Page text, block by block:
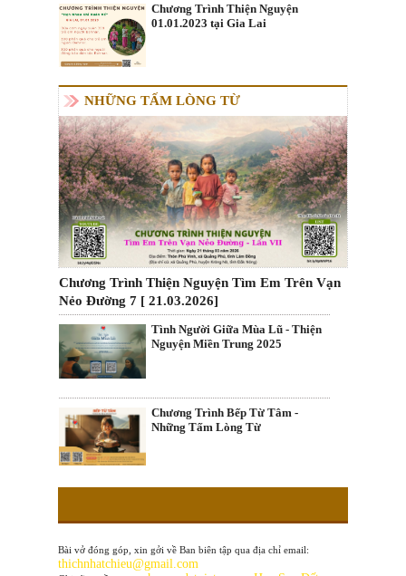
Chương Trình Thiện Nguyện
01.01.2023 tại Gia Lai
NHỮNG TẤM LÒNG TỪ
Chương Trình Thiện Nguyện Tìm Em Trên Vạn
Nẻo Đường 7 [ 21.03.2026]
Tình Người Giữa Mùa Lũ - Thiện
Nguyện Miền Trung 2025
Chương Trình Bếp Từ Tâm -
Những Tấm Lòng Từ
Bài vở đóng góp, xin gởi về Ban biên tập qua địa chỉ email:
thichnhatchieu@gmail.com